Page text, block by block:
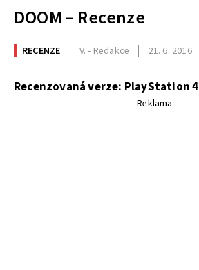
DOOM – Recenze
RECENZE V. - Redakce 21. 6. 2016
Recenzovaná verze: PlayStation 4
Reklama